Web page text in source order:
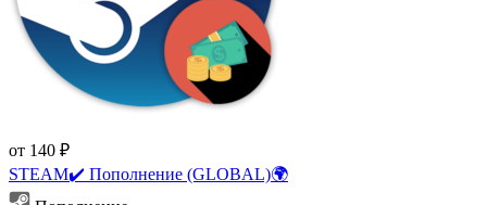
от 140 ₽
STEAM✔️ Пополнение (GLOBAL)🌍